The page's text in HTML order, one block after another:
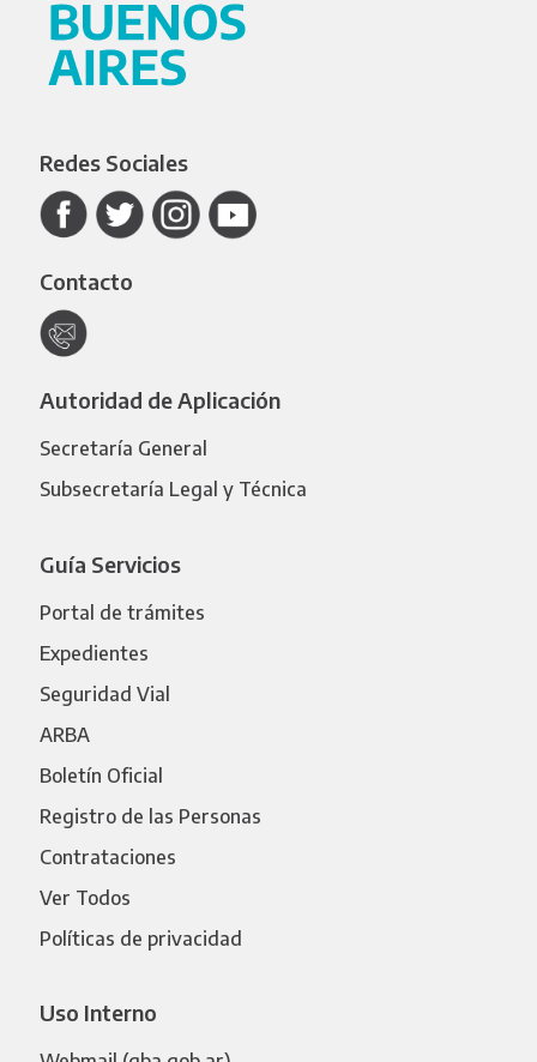
Redes Sociales
Contacto
Autoridad de Aplicación
Secretaría General
Subsecretaría Legal y Técnica
Guía Servicios
Portal de trámites
Expedientes
Seguridad Vial
ARBA
Boletín Oficial
Registro de las Personas
Contrataciones
Ver Todos
Políticas de privacidad
Uso Interno